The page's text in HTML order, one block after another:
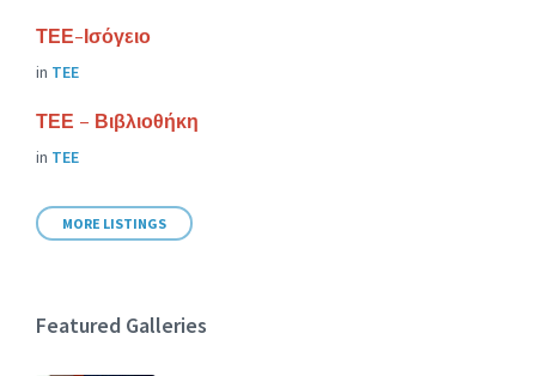
ΤΕΕ-Ισόγειο
in ΤΕΕ
ΤΕΕ – Βιβλιοθήκη
in ΤΕΕ
MORE LISTINGS
Featured Galleries